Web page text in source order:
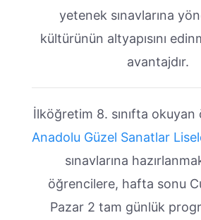
yetenek sınavlarına
kültürünün altyapısını
avantajdır.
İlköğretim 8. sınıfta
Anadolu Güzel Sanatlar
sınavlarına
öğrencilere, hafta sonu
Pazar 2 tam günlük